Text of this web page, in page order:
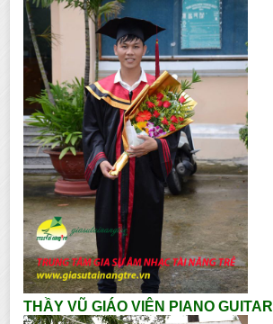
THẦY VŨ GIÁO VIÊN PIANO GUITAR